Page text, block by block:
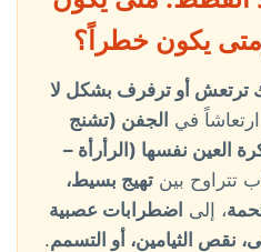
يكون خطراً؟
ترتعش أو ترفرف بشكل لا
في الجفن (تشنج
العين نفسها (الرأرأة –
تتراوح بين تهيج بسيط،
، إلى اضطرابات عصبية
نقص الثيامين، أو التسمم.